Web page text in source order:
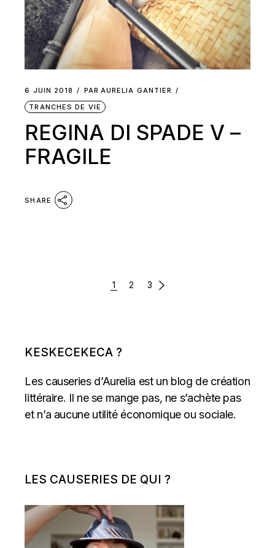
6 JUIN 2018 PAR AURELIA GANTIER
TRANCHES DE VIE
REGINA DI SPADE V –
FRAGILE
SHARE
PAGINATION
1 2 3
KESKECEKECA ?
Les causeries d’Aurelia est un blog de création
littéraire. Il ne se mange pas, ne s’achète pas
et n’a aucune utilité économique ou sociale.
LES CAUSERIES DE QUI ?